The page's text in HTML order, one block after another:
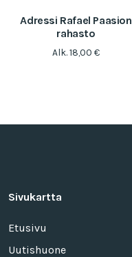
Adressi Rafael Paasion
rahasto
Alk.18,00 €
Sivukartta
Etusivu
Uutishuone